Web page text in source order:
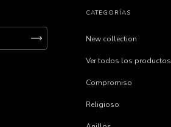
CATEGORÍAS
New collection
Ver todos los productos
Compromiso
Religioso